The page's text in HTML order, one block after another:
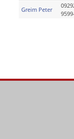
Greim Peter